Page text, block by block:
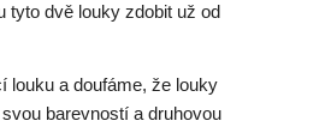
tyto dvě louky zdobit už od
louku a doufáme, že louky
barevností a druhovou